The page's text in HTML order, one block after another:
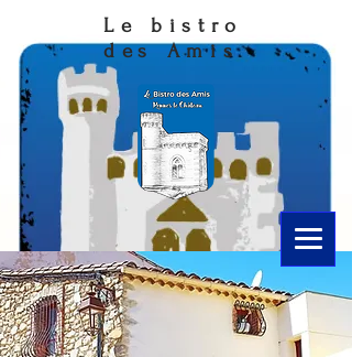
Le bistro
des Amis